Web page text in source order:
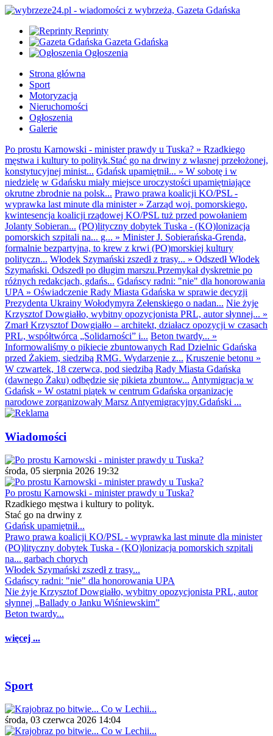
Reprinty
Gazeta Gdańska
Ogłoszenia
Strona główna
Sport
Motoryzacja
Nieruchomości
Ogłoszenia
Galerie
Po prostu Karnowski - minister prawdy u Tuska? » Rzadkiego
męstwa i kultury to polityk.Stać go na drwiny z własnej przełożonej,
konstytucyjnej minist... Gdańsk upamiętnił... » W sobotę i w
niedzielę w Gdańsku miały miejsce uroczystości upamiętniające
okrutne zbrodnie na polsk... Prawo prawa koalicji KO/PSL -
wyprawka last minute dla minister» Zarząd woj. pomorskiego,
kwintesencja koalicji rządowej KO/PSL tuż przed powołaniem
Jolanty Sobieran... (PO)lityczny dobytek Tuska - (KO)lonizacja
pomorskich szpitali na... g... » Minister J. Sobierańska-Grenda,
formalnie bezpartyjna, to krew z krwi (PO)morskiej kultury
polityczn... Włodek Szymański zszedł z trasy... » Odszedł Włodek
Szymański. Odszedł po długim marszu.Przemykał dyskretnie po
różnych redakcjach, gdańs... Gdańscy radni: "nie" dla honorowania
UPA » Oświadczenie Rady Miasta Gdańska w sprawie decyzji
Prezydenta Ukrainy Wołodymyra Zełenskiego o nadan... Nie żyje
Krzysztof Dowgiałło, wybitny opozycjonista PRL, autor słynnej... »
Zmarł Krzysztof Dowgiałło – architekt, działacz opozycji w czasach
PRL, współtwórca „Solidarności” i... Beton twardy... »
Informowaliśmy o pikiecie zbuntowanych Rad Dzielnic Gdańska
przed Żakiem, siedzibą RMG. Wydarzenie z... Kruszenie betonu »
W czwartek, 18 czerwca, pod siedzibą Rady Miasta Gdańska
(dawnego Żaku) odbędzie się pikieta zbuntow... Antymigracja w
Gdańsk » W ostatni piątek w centrum Gdańska organizacje
narodowe zorganizowały Marsz Antyemigracyjny.Gdański ...
Wiadomości
środa, 05 sierpnia 2026 19:32
Po prostu Karnowski - minister prawdy u Tuska?
Rzadkiego męstwa i kultury to polityk.
Stać go na drwiny z
Gdańsk upamiętnił...
Prawo prawa koalicji KO/PSL - wyprawka last minute dla minister
(PO)lityczny dobytek Tuska - (KO)lonizacja pomorskich szpitali
na... garbach chorych
Włodek Szymański zszedł z trasy...
Gdańscy radni: "nie" dla honorowania UPA
Nie żyje Krzysztof Dowgiałło, wybitny opozycjonista PRL, autor
słynnej „Ballady o Janku Wiśniewskim”
Beton twardy...
więcej ...
Sport
środa, 03 czerwca 2026 14:04